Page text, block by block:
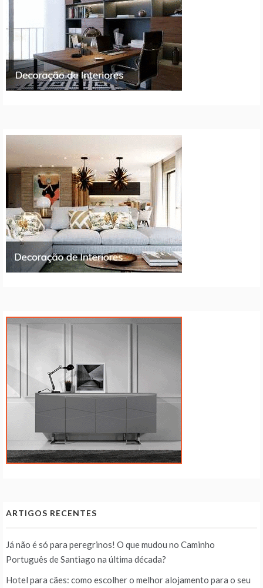
ARTIGOS RECENTES
Já não é só para peregrinos! O que mudou no Caminho
Português de Santiago na última década?
Hotel para cães: como escolher o melhor alojamento para o seu